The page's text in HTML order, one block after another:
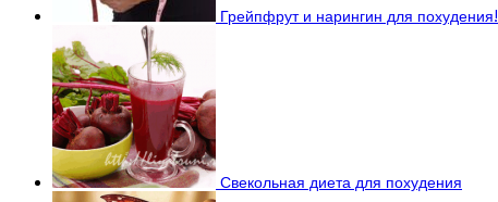
Грейпфрут и нарингин для похудения!
Свекольная диета для похудения